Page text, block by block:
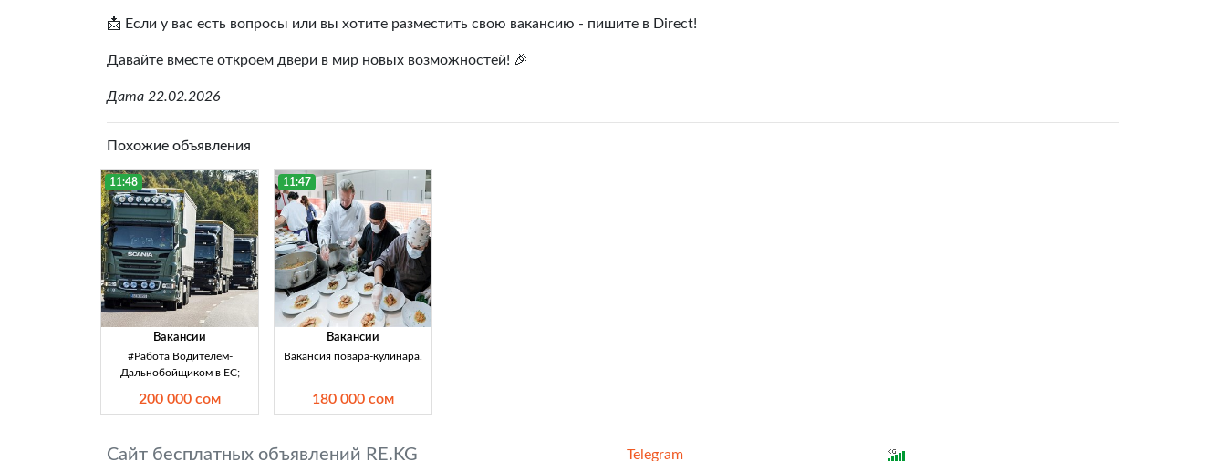
📩 Если у вас есть вопросы или вы хотите разместить свою вакансию - пишите в Direct!
Давайте вместе откроем двери в мир новых возможностей! 🎉
Дата 22.02.2026
Похожие объявления
11:48
Вакансии
#Работа Boдитeлем-
Дaльнoбoйщиком в ЕС;
200 000 сом
11:47
Вакансии
Вакансия повара-кулинара.
180 000 сом
Сайт бесплатных объявлений RE.KG Telegram